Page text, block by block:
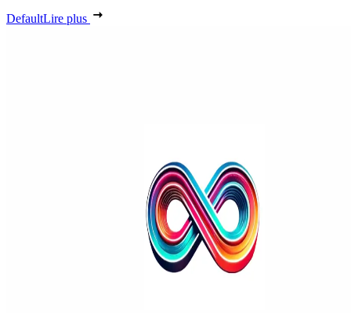
DefaultLire plus